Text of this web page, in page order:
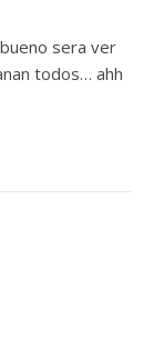
sera ver
todos… ahh